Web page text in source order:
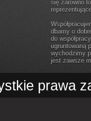
się zarówno
dbamy o
do
ugruntowaną
wychodzimy
jest zawsze
prawa